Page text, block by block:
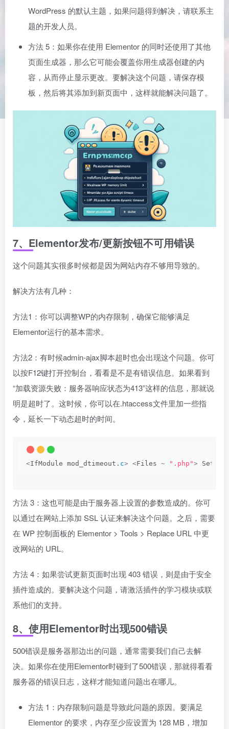
WordPress 的默认主题，如果问题得到解决，请联系主
题的开发人员。
方法 5：如果你在使用 Elementor 的同时还使用了其他
页面生成器，那么它可能会覆盖你用生成器创建的内
容，从而停止显示更改。要解决这个问题，请保存模
板，然后将其添加到新页面中，这样就能解决问题了。
7、Elementor发布/更新按钮不可用错误
这个问题其实很多时候都是因为网站内存不够用导致的。
解决方法有几种：
方法1：你可以调整WP的内存限制，确保它能够满足
Elementor运行的基本需求。
方法2：有时候admin-ajax脚本超时也会出现这个问题。你可
以按F12键打开控制台，看看是不是有错误信息。如果看到
“加载资源失败：服务器响应状态为413”这样的信息，那就说
明是超时了。这时候，你可以在.htaccess文件里加一些指
令，延长一下动态超时的时间。
<IfModule mod_dtimeout. c> <Files ~ ".php">
方法 3：这也可能是由于服务器上设置的参数造成的。你可
以通过在网站上添加 SSL 认证来解决这个问题。之后，需要
在 WP 控制面板的 Elementor > Tools > Replace URL 中更
改网站的 URL。
方法 4：如果尝试更新页面时出现 403 错误，则是由于安全
插件造成的。要解决这个问题，请激活插件的学习模块或联
系他们的支持。
8、使用Elementor时出现500错误
500错误是服务器那边出的问题，通常需要我们自己去解
决。如果你在使用Elementor时碰到了500错误，那就得看看
服务器的错误日志，这样才能知道问题出在哪儿。
方法 1：内存限制问题是导致此问题的原因。要满足
Elementor 的要求，内存至少应设置为 128 MB，增加